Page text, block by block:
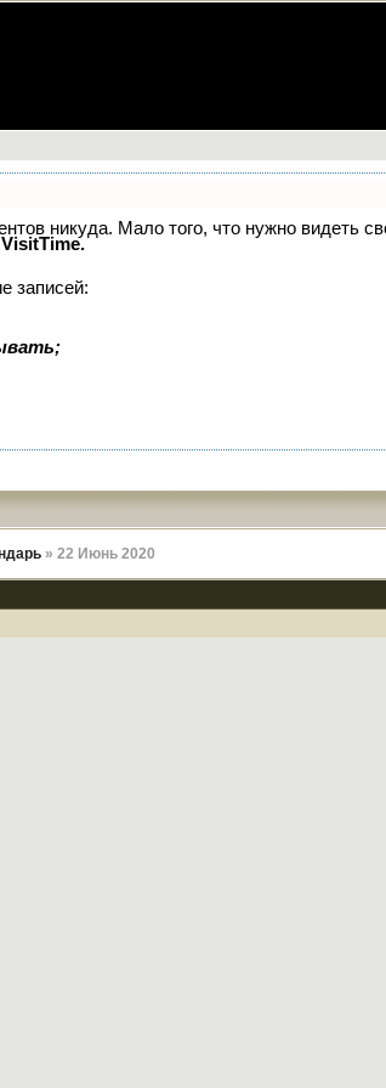
никуда. Мало того, что нужно видеть
записей:
» 22 Июнь 2020